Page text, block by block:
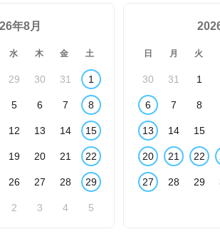
年8月
水 木 金 土
29 30 31 1
5 6 7 8
12 13 14 15
19 20 21 22
26 27 28 29
2 3 4 5
日 月 火
30 31 1
6 7 8
13 14 15
20 21 22
27 28 29